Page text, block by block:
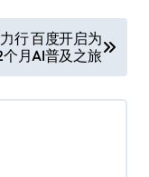
行 百度开启为
个月AI普及之旅